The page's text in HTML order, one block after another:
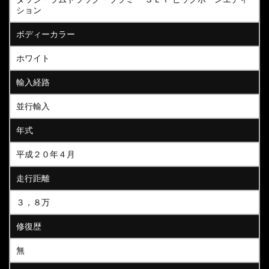
ション
ボディーカラー
ホワイト
輸入経路
並行輸入
年式
平成２０年４月
走行距離
３，８万
修復歴
無